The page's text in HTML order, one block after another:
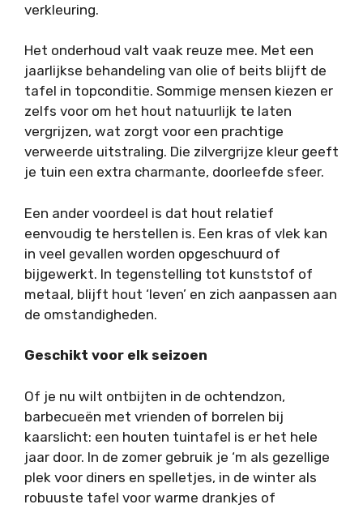
verkleuring.
Het onderhoud valt vaak reuze mee. Met een
jaarlijkse behandeling van olie of beits blijft de
tafel in topconditie. Sommige mensen kiezen er
zelfs voor om het hout natuurlijk te laten
vergrijzen, wat zorgt voor een prachtige
verweerde uitstraling. Die zilvergrijze kleur geeft
je tuin een extra charmante, doorleefde sfeer.
Een ander voordeel is dat hout relatief
eenvoudig te herstellen is. Een kras of vlek kan
in veel gevallen worden opgeschuurd of
bijgewerkt. In tegenstelling tot kunststof of
metaal, blijft hout ‘leven’ en zich aanpassen aan
de omstandigheden.
Geschikt voor elk seizoen
Of je nu wilt ontbijten in de ochtendzon,
barbecueën met vrienden of borrelen bij
kaarslicht: een houten tuintafel is er het hele
jaar door. In de zomer gebruik je ‘m als gezellige
plek voor diners en spelletjes, in de winter als
robuuste tafel voor warme drankjes of